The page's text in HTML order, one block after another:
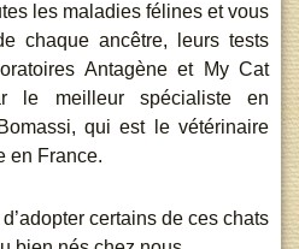
les maladies félines et vous
chaque ancêtre, leurs tests
Antagène et My Cat
le meilleur spécialiste en
qui est le vétérinaire
en France.
certains de ces chats